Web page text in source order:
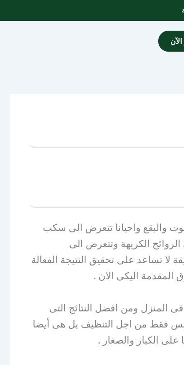
والبقع واحيانا تتعرض الى سكب
الكريهة وتتعرض الى
لا تساعد على تحقيق النتيجة الفعالة
اليكى الان .
المنزل ومن افضل النتائج التى
فقط من اجل التنظيف بل هى أيضا
الكبار والصغار .